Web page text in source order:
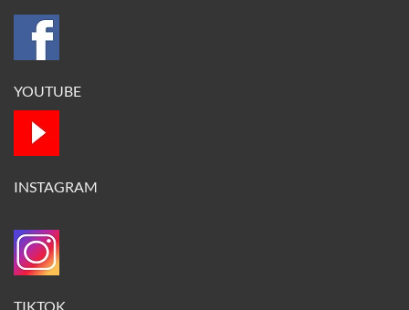
YOUTUBE
INSTAGRAM
TIKTOK